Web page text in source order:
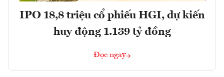
IPO 18,8 triệu cổ phiếu HGI, dự kiến
huy động 1.139 tỷ đồng
Đọc ngay